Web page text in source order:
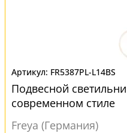
FR5387PL-L14BS
Подвесной
современном стиле
Freya (Германия)